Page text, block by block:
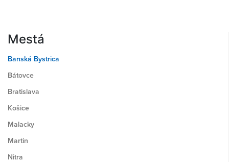
Mestá
Banská Bystrica
Bátovce
Bratislava
Košice
Malacky
Martin
Nitra